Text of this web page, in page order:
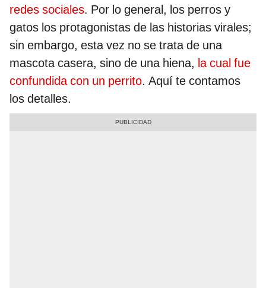
redes sociales. Por lo general, los perros y
gatos los protagonistas de las historias virales;
sin embargo, esta vez no se trata de una
mascota casera, sino de una hiena, la cual fue
confundida con un perrito. Aquí te contamos
los detalles.